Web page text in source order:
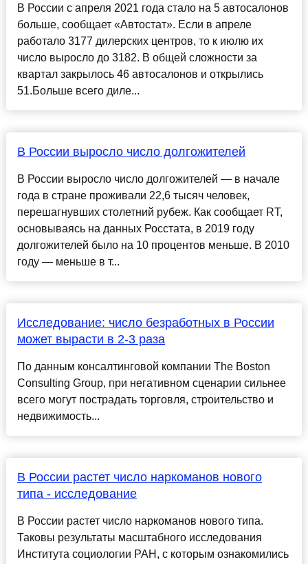
В России с апреля 2021 года стало на 5 автосалонов
больше, сообщает «Автостат». Если в апреле
работало 3177 дилерских центров, то к июлю их
число выросло до 3182. В общей сложности за
квартал закрылось 46 автосалонов и открылись
51.Больше всего диле...
В России выросло число долгожителей
В России выросло число долгожителей — в начале
года в стране проживали 22,6 тысяч человек,
перешагнувших столетний рубеж. Как сообщает RT,
основываясь на данных Росстата, в 2019 году
долгожителей было на 10 процентов меньше. В 2010
году — меньше в т...
Исследование: число безработных в России
может вырасти в 2-3 раза
По данным консалтинговой компании The Boston
Consulting Group, при негативном сценарии сильнее
всего могут пострадать торговля, строительство и
недвижимость...
В России растет число наркоманов нового
типа - исследование
В России растет число наркоманов нового типа.
Таковы результаты масштабного исследования
Института социологии РАН, с которым ознакомились